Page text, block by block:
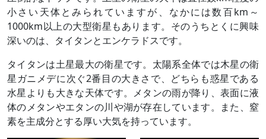
小さい天体とみられていますが、なかには数百km～
1000km以上の大型衛星もあります。そのうちとくに興味
深いのは、タイタンとエンケラドスです。
タイタンは土星最大の衛星です。太陽系全体では木星の衛
星ガニメデに次ぐ2番目の大きさで、どちらも惑星である
水星よりも大きな天体です。メタンの雨が降り、表面に液
体のメタンやエタンの川や湖が存在しています。また、窒
素を主成分とする厚い大気を持っています。